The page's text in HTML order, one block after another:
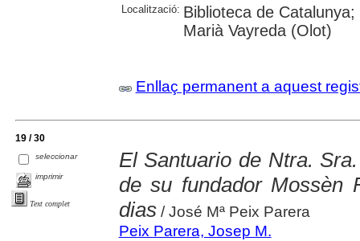
Localització: Biblioteca de
Marià Vayreda (Olot)
Enllaç permanent a aquest
19 / 30
seleccionar
imprimir
Text complet
El Santuario de Ntra.
de su fundador Mossèn
dias/ José Mª Peix Parera
Peix Parera, Josep M.